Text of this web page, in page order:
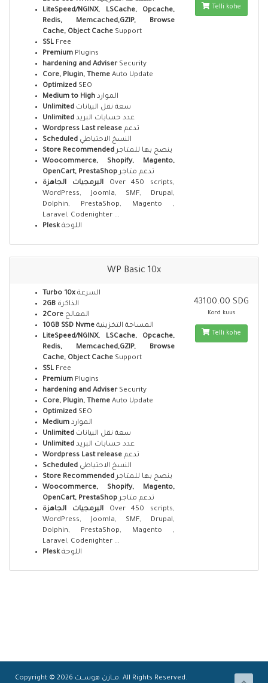
LiteSpeed/NGINX, LSCache, Opcache,
Redis, Memcached,GZIP, Browse
Cache, Object Cache Support
SSL Free
Premium Plugins
hardening and AdviserSecurity
Core, Plugin, Theme Auto Update
Optimized SEO
Medium to High الموارد
Unlimited سعة نقل البيانات
Unlimited عدد حسابات البريد
Wordpress Last release تدعم
Scheduled النسخ الاحتياطي
Store Recommended ينصح بها للمتاجر
Woocommerce, Shopify, Magento,
OpenCart, PrestaShop تدعم متاجر
البرمجيات الجاهزةOver 450 scripts,
WordPress, Joomla, SMF, Drupal,
Dolphin, PrestaShop, Magento ,
Laravel, Codenighter ...
Plesk اللوحة
Telli kohe
WP Basic 10x
Turbo 10x السرعة
2GB الذاكرة
2Core المعالج
10GB SSD Nvme المساحة التخزينية
LiteSpeed/NGINX, LSCache, Opcache,
Redis, Memcached,GZIP, Browse
Cache, Object Cache Support
SSL Free
Premium Plugins
hardening and AdviserSecurity
Core, Plugin, Theme Auto Update
Optimized SEO
Medium الموارد
Unlimited سعة نقل البيانات
Unlimited عدد حسابات البريد
Wordpress Last release تدعم
Scheduled النسخ الاحتياطي
Store Recommended ينصح بها للمتاجر
Woocommerce, Shopify, Magento,
OpenCart, PrestaShop تدعم متاجر
البرمجيات الجاهزةOver 450 scripts,
WordPress, Joomla, SMF, Drupal,
Dolphin, PrestaShop, Magento ,
Laravel, Codenighter ...
Plesk اللوحة
43100.00 SDG
Kord kuus
Telli kohe
Copyright © 2026 مـــازن هوســــت. All Rights Reserved.